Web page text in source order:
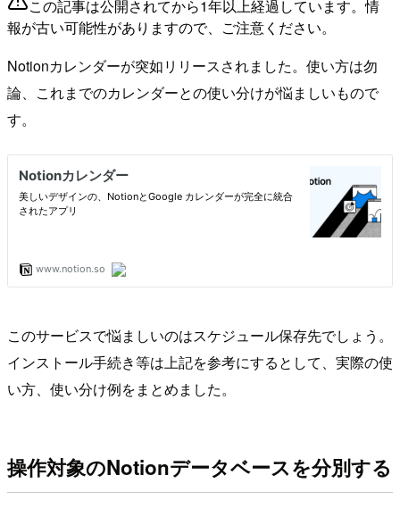
この記事は公開されてから1年以上経過しています。情
報が古い可能性がありますので、ご注意ください。
Notionカレンダーが突如リリースされました。使い方は勿
論、これまでのカレンダーとの使い分けが悩ましいもので
す。
このサービスで悩ましいのはスケジュール保存先でしょう。
インストール手続き等は上記を参考にするとして、実際の使
い方、使い分け例をまとめました。
操作対象のNotionデータベースを分別する